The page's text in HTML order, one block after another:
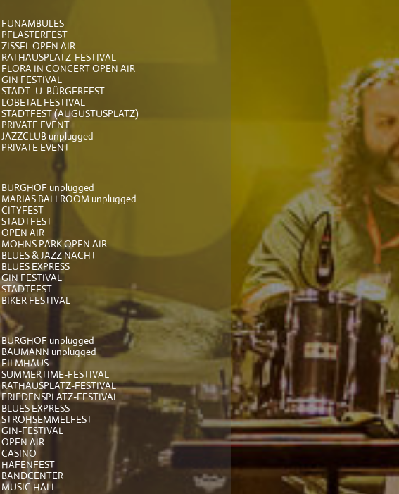
FUNAMBULES
PFLASTERFEST
ZISSEL OPEN AIR
RATHAUSPLATZ-FESTIVAL
FLORA IN CONCERT OPEN AIR
GIN FESTIVAL
STADT- U. BÜRGERFEST
LOBETAL FESTIVAL
STADTFEST (AUGUSTUSPLATZ)
PRIVATE EVENT
JAZZCLUB unplugged
PRIVATE EVENT
BURGHOF unplugged
MARIAS BALLROOM unplugged
CITYFEST
STADTFEST
OPEN AIR
MOHNS PARK OPEN AIR
BLUES & JAZZ NACHT
BLUES EXPRESS
GIN FESTIVAL
STADTFEST
BIKER FESTIVAL
BURGHOF unplugged
BAUMANN unplugged
FILMHAUS
SUMMERTIME-FESTIVAL
RATHAUSPLATZ-FESTIVAL
FRIEDENSPLATZ-FESTIVAL
BLUES EXPRESS
STROHSEMMELFEST
GIN-FESTIVAL
OPEN AIR
CASINO
HAFENFEST
BANDCENTER
MUSIC HALL